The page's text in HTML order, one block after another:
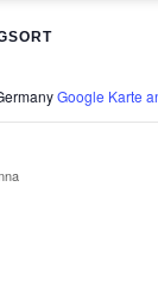
Google Karte